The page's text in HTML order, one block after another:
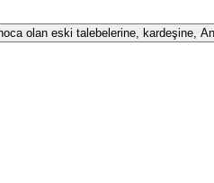
olan eski talebelerine, kardeşine,